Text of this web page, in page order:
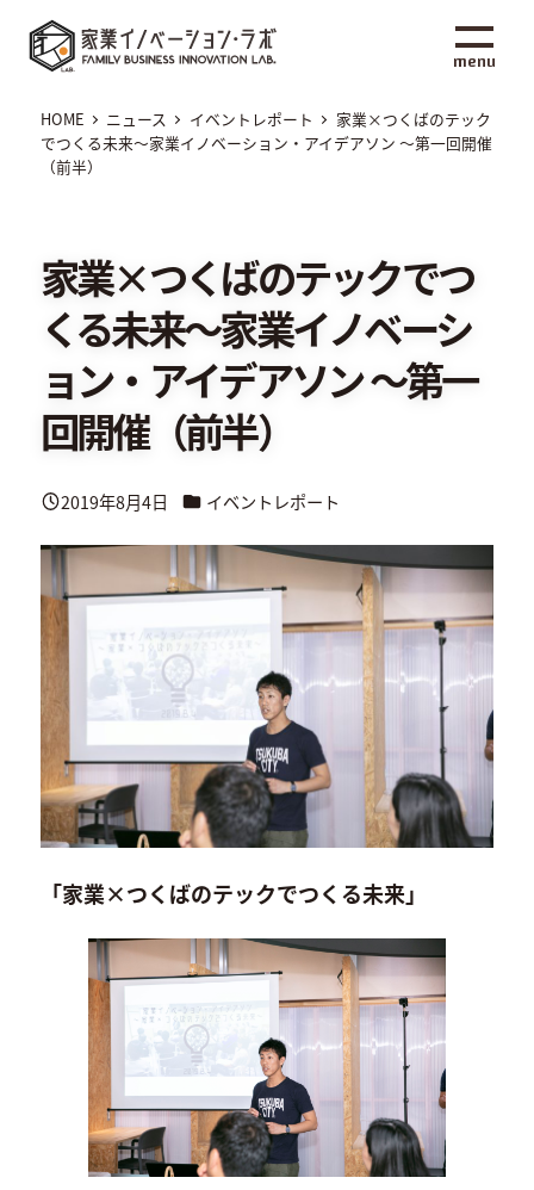
家業イノベーション・ラボ
menu
HOME ニュース イベントレポート
家業×つくばのテック
でつくる未来～家業イノベーション・アイデアソン ～第一回開催
（前半）
家業×つくばのテックでつ
くる未来～家業イノベーシ
ョン・アイデアソン ～第一
回開催（前半）
投稿日
2019年8月4日 カテゴリー
イベントレポート
「家業×つくばのテックでつくる未来」